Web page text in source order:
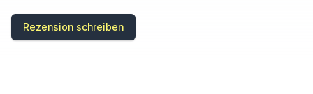
Rezension schreiben